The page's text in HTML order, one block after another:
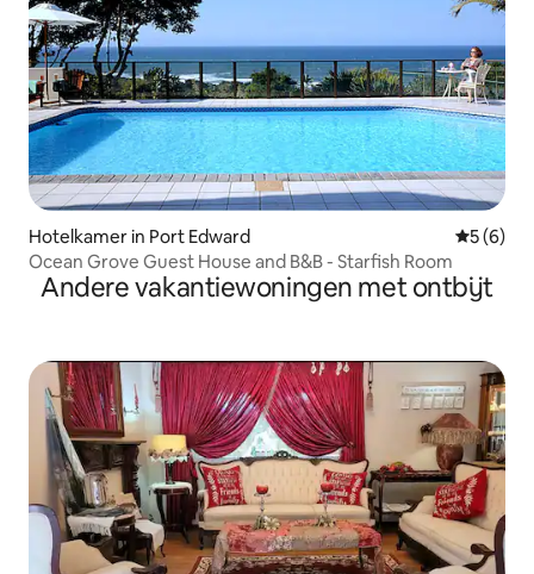
Hotelkamer in Port Edward
5 (6)
Ocean Grove Guest House and B&B - Starfish Room
Andere vakantiewoningen met ontbijt